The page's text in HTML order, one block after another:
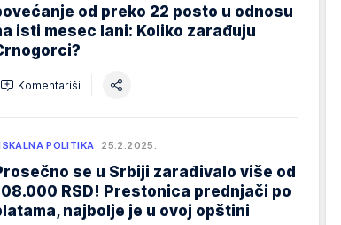
od preko 22 posto u odnosu
isti mesec lani: Koliko zarađuju
Komentariši
POLITIKA 25.2.2025.
se u Srbiji zarađivalo više od
RSD! Prestonica prednjači po
najbolje je u ovoj opštini